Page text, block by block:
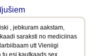
, jebkuram aakstam,
saraksti no mediciinas
utt Vieniigi
tu esi kautkaads sex